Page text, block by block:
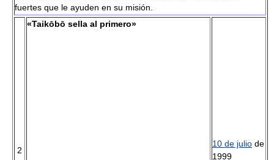
fuertes que le ayuden en su misión.
2
«Taikōbō sella al primero»
10 de julio de
1999